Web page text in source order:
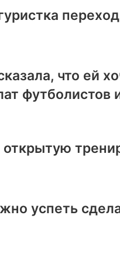
что ей
футболистов
успеть